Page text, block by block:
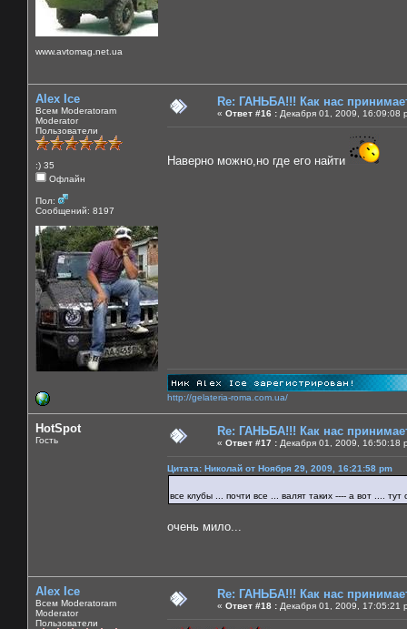
www.avtomag.net.ua
Alex Ice
Всем Moderatoram
Moderator
Пользователи
:) 35
Офлайн
Пол:
Сообщений: 8197
Re: ГАНЬБА!!! Как нас
« Ответ #16 : Декабря 01, 2009, 16:09:08
Наверно можно,но где его найти
http://gelateria-roma.com.ua/
HotSpot
Гость
Re: ГАНЬБА!!! Как нас
« Ответ #17 : Декабря 01, 2009, 16:50:18
Цитата: Николай от Ноября 29, 2009, 16:21:58 pm
все клубы ... почти все ... валят таких ---- а вот ....
очень мило...
Alex Ice
Всем Moderatoram
Moderator
Пользователи
Re: ГАНЬБА!!! Как нас
« Ответ #18 : Декабря 01, 2009, 17:05:21